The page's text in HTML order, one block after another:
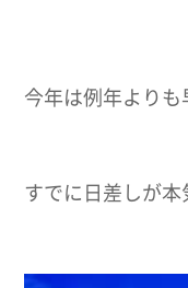
今年は例年より
すでに日差しが